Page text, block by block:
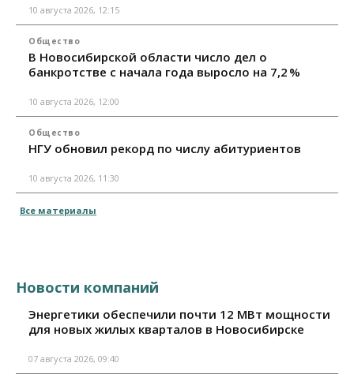
10 августа 2026, 12:15
Общество
В Новосибирской области число дел о
банкротстве с начала года выросло на 7,2 %
10 августа 2026, 12:00
Общество
НГУ обновил рекорд по числу абитуриентов
10 августа 2026, 11:30
Все материалы
Новости компаний
Энергетики обеспечили почти 12 МВт мощности
для новых жилых кварталов в Новосибирске
07 августа 2026, 09:40